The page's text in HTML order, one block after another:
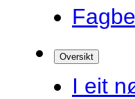
Oversikt
I eit